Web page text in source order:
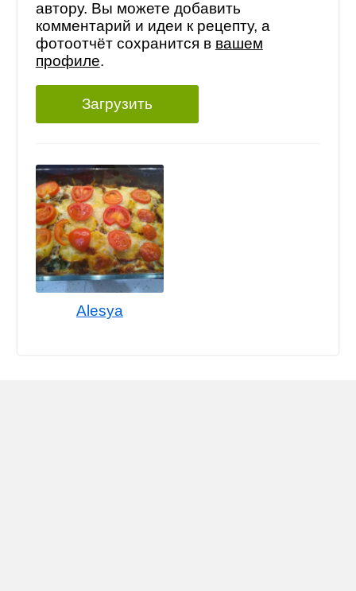
автору. Вы можете добавить
комментарий и идеи к рецепту, а
фотоотчёт сохранится в вашем
профиле.
Загрузить
Alesya